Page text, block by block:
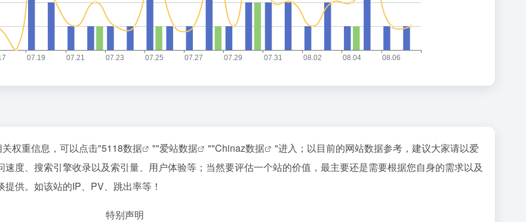
权重信息，可以点击"5118数据 ""爱站数据 ""Chinaz数据
"进入；以目前的网站数据参考，建议大家请以爱
度、搜索引擎收录以及索引量、用户体验等；当然要评估一个站的价值，最主要还是需要根据您自身的需求以及
供。如该站的IP、PV、跳出率等！
特别声明